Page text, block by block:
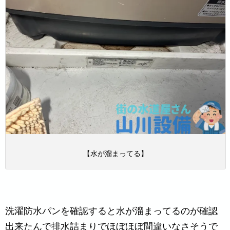
【水が溜まってる】
洗濯防水パンを確認すると水が溜まってるのが確認
出来たんで排水詰まりでほぼほぼ間違いなさそうで